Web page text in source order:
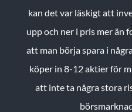
kan det var läskigt att
upp och ner i pris mer än
att man börja spara i
köper in 8-12 aktier för
att inte ta några stora